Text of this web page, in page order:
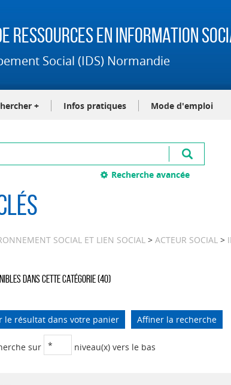
en Information
Social (IDS) Normandie
+ Infos pratiques Mode d'emploi
Recherche avancée
SOCIAL ET LIEN SOCIAL > ACTEUR SOCIAL >
dans cette catégorie (40)
le résultat dans votre panier Affiner la recherche
sur niveau(x) vers le bas